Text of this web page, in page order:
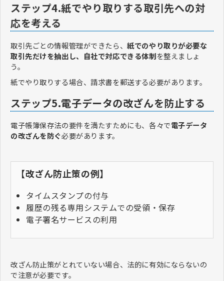
ステップ4.紙でやり取りする取引先への対
応を考える
取引先ごとの情報管理ができたら、紙でのやり取りが必要な
取引先だけを抽出し、自社で対応できる体制を整えましょ
う。
紙でやり取りする場合、請求書を郵送する必要があります。
ステップ5.電子データの改ざんを防止する
電子帳簿保存法の要件を満たすためにも、各々で電子データ
の改ざんを防ぐ必要があります。
【改ざん防止策の例】
タイムスタンプの付与
履歴の残る専用システムでの受領・保存
電子署名サービスの利用
改ざん防止策がとれていない場合、法的に有効にならないの
で注意が必要です。